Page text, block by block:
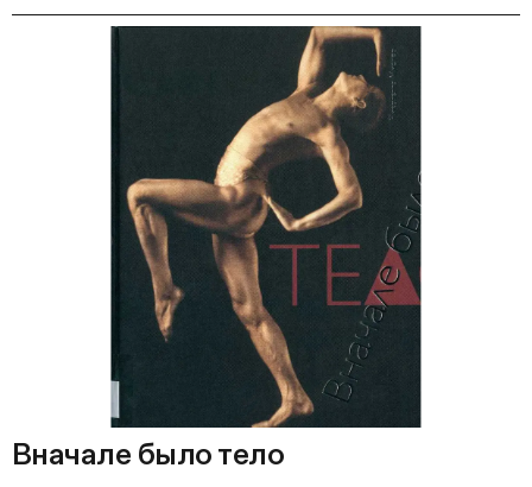
Вначале было тело